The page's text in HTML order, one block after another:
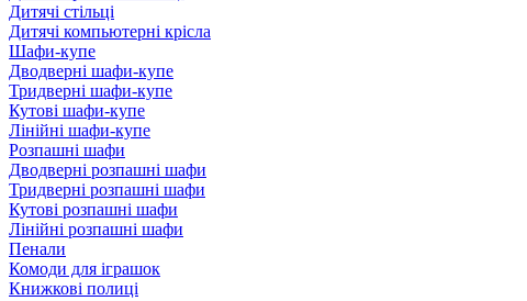
Дитячі стільці
Дитячі компьютерні крісла
Шафи-купе
Дводверні шафи-купе
Тридверні шафи-купе
Кутові шафи-купе
Лінійні шафи-купе
Розпашні шафи
Дводверні розпашні шафи
Тридверні розпашні шафи
Кутові розпашні шафи
Лінійні розпашні шафи
Пенали
Комоди для іграшок
Книжкові полиці